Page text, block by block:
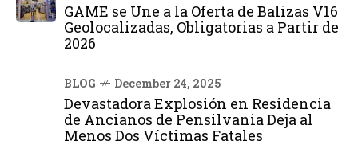
GAME se Une a la Oferta de Balizas V16
Geolocalizadas, Obligatorias a Partir de
2026
BLOG December 24, 2025
Devastadora Explosión en Residencia
de Ancianos de Pensilvania Deja al
Menos Dos Víctimas Fatales